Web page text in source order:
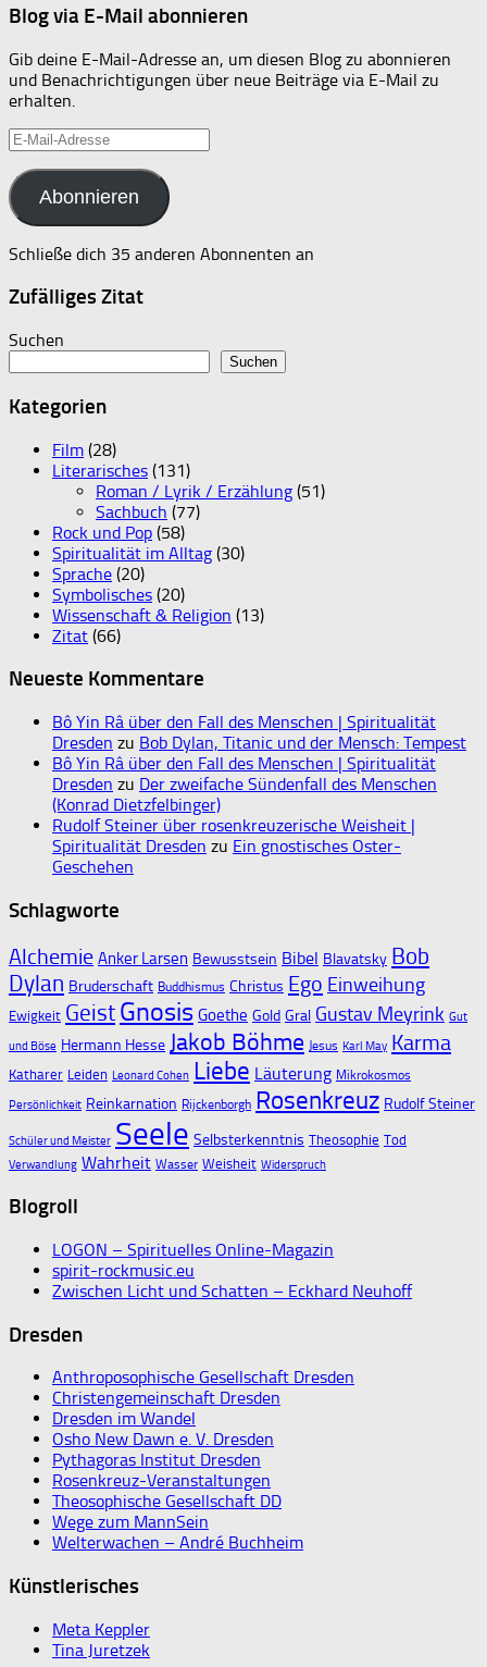
Blog via E-Mail abonnieren
Gib deine E-Mail-Adresse an, um diesen Blog zu abonnieren
und Benachrichtigungen über neue Beiträge via E-Mail zu
erhalten.
E-
Mail-
Adresse
Abonnieren
Schließe dich 35 anderen Abonnenten an
Zufälliges Zitat
Suchen
Suchen
Kategorien
Film (28)
Literarisches (131)
Roman / Lyrik / Erzählung (51)
Sachbuch (77)
Rock und Pop (58)
Spiritualität im Alltag (30)
Sprache (20)
Symbolisches (20)
Wissenschaft & Religion (13)
Zitat (66)
Neueste Kommentare
Bô Yin Râ über den Fall des Menschen | Spiritualität
Dresden zu Bob Dylan, Titanic und der Mensch: Tempest
Bô Yin Râ über den Fall des Menschen | Spiritualität
Dresden zu Der zweifache Sündenfall des Menschen
(Konrad Dietzfelbinger)
Rudolf Steiner über rosenkreuzerische Weisheit |
Spiritualität Dresden zu Ein gnostisches Oster-
Geschehen
Schlagworte
Alchemie Anker Larsen Bewusstsein Bibel Blavatsky Bob
Dylan Bruderschaft Buddhismus Christus Ego Einweihung
Ewigkeit Geist Gnosis Goethe Gold Gral Gustav Meyrink Gut
und Böse Hermann Hesse Jakob Böhme Jesus Karl May Karma
Katharer Leiden Leonard Cohen Liebe Läuterung Mikrokosmos
Persönlichkeit Reinkarnation Rijckenborgh Rosenkreuz Rudolf Steiner
Schüler und Meister Seele Selbsterkenntnis Theosophie Tod
Verwandlung Wahrheit Wasser Weisheit Widerspruch
Blogroll
LOGON – Spirituelles Online-Magazin
spirit-rockmusic.eu
Zwischen Licht und Schatten – Eckhard Neuhoff
Dresden
Anthroposophische Gesellschaft Dresden
Christengemeinschaft Dresden
Dresden im Wandel
Osho New Dawn e. V. Dresden
Pythagoras Institut Dresden
Rosenkreuz-Veranstaltungen
Theosophische Gesellschaft DD
Wege zum MannSein
Welterwachen – André Buchheim
Künstlerisches
Meta Keppler
Tina Juretzek